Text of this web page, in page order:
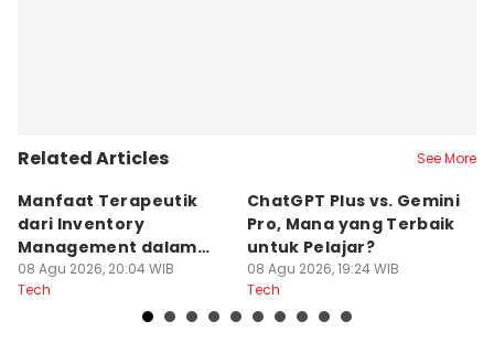
Related Articles See More
Manfaat Terapeutik
dari Inventory
Management dalam
Cozy Game
08 Agu 2026, 20:04 WIB
Tech
ChatGPT Plus vs. Gemini
Pro, Mana yang Terbaik
untuk Pelajar?
08 Agu 2026, 19:24 WIB
Tech